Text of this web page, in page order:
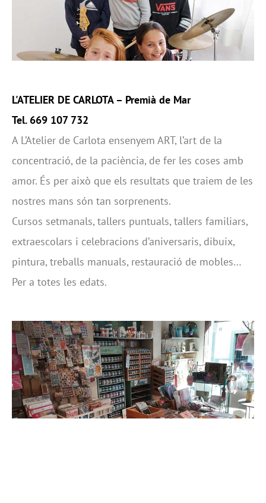
L'ATELIER DE CARLOTA – Premià de Mar
Tel. 669 107 732
A L’Atelier de Carlota ensenyem ART, l’art de la
concentració, de la paciència, de fer les coses amb
amor. És per això que els resultats que traiem de les
nostres mans són tan sorprenents.
Cursos setmanals, tallers puntuals, tallers familiars,
extraescolars i celebracions d’aniversaris, dibuix,
pintura, treballs manuals, restauració de mobles…
Per a totes les edats.